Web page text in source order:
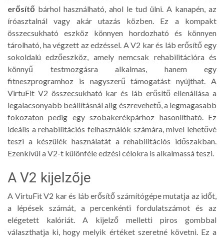
erősítő bárhol használható, ahol le tud ülni. A kanapén, az
íróasztalnál vagy akár utazás közben. Ez a kompakt
összecsukható eszköz könnyen hordozható és könnyen
tárolható, ha végzett az edzéssel. A V2 kar és láb erősítő egy
sokoldalú edzőeszköz, amely nemcsak rehabilitációra és
könnyű testmozgásra alkalmas, hanem egy
fitneszprogramhoz is nagyszerű támogatást nyújthat. A
VirtuFit V2 összecsukható kar és láb erősítő ellenállása a
legalacsonyabb beállításnál alig észrevehető, a legmagasabb
fokozaton pedig egy szobakerékpárhoz hasonlítható. Ez
ideális a rehabilitációs felhasználók számára, mivel lehetővé
teszi a készülék használatát a rehabilitációs időszakban.
Ezenkívül a V2-t különféle edzési célokra is alkalmassá teszi.
A V2 kijelzője
A VirtuFit V2 kar és láb erősítő számítógépe mutatja az időt,
a lépések számát, a percenkénti fordulatszámot és az
elégetett kalóriát. A kijelző melletti piros gombbal
választhatja ki, hogy melyik értéket szeretné követni. Ez a